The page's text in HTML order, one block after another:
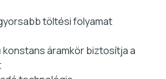
töltési folyamat
áramkör biztosítja a